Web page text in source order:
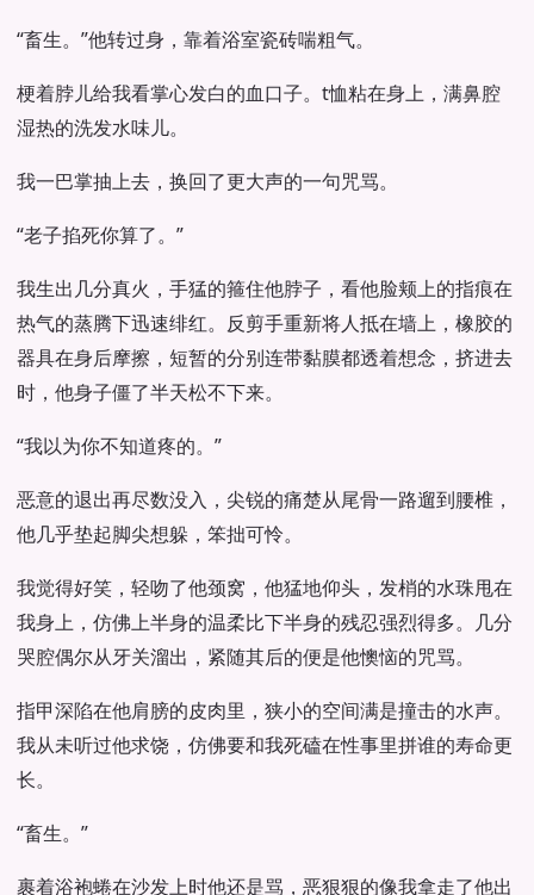
“畜生。”他转过身，靠着浴室瓷砖喘粗气。
梗着脖儿给我看掌心发白的血口子。t恤粘在身上，满鼻腔
湿热的洗发水味儿。
我一巴掌抽上去，换回了更大声的一句咒骂。
“老子掐死你算了。”
我生出几分真火，手猛的箍住他脖子，看他脸颊上的指痕在
热气的蒸腾下迅速绯红。反剪手重新将人抵在墙上，橡胶的
器具在身后摩擦，短暂的分别连带黏膜都透着想念，挤进去
时，他身子僵了半天松不下来。
“我以为你不知道疼的。”
恶意的退出再尽数没入，尖锐的痛楚从尾骨一路遛到腰椎，
他几乎垫起脚尖想躲，笨拙可怜。
我觉得好笑，轻吻了他颈窝，他猛地仰头，发梢的水珠甩在
我身上，仿佛上半身的温柔比下半身的残忍强烈得多。几分
哭腔偶尔从牙关溜出，紧随其后的便是他懊恼的咒骂。
指甲深陷在他肩膀的皮肉里，狭小的空间满是撞击的水声。
我从未听过他求饶，仿佛要和我死磕在性事里拼谁的寿命更
长。
“畜生。”
裹着浴袍蜷在沙发上时他还是骂，恶狠狠的像我拿走了他出